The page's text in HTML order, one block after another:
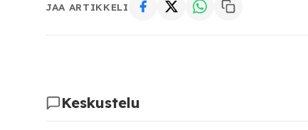
JAA ARTIKKELI
Keskustelu